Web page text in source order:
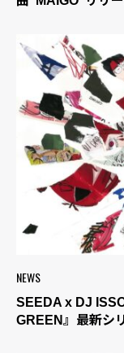
NEWS
SEEDA x DJ
GREEN』最新シ